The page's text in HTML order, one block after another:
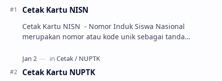
Cetak Kartu NISN
Cetak Kartu NISN - Nomor Induk Siswa Nasional
merupakan nomor atau kode unik sebagai tanda
Cetak Kartu NUPTK